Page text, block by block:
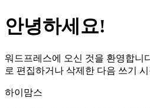
안녕하세요!
워드프레스에 오신 것을 환영합니
로 편집하거나 삭제한 다음 쓰기
하이맘스